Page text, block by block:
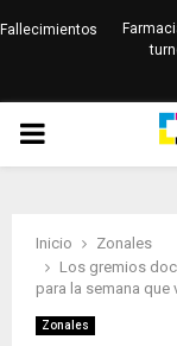
Fallecimientos
PRIMARY
Inicio
Zonales
Los gremios
para la semana que
Zonales